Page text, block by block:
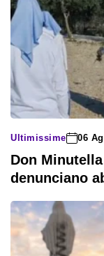
Ultimissime 06
Don
denunciano